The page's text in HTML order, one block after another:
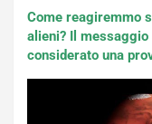
Come reagiremmo
alieni? Il
considerato una